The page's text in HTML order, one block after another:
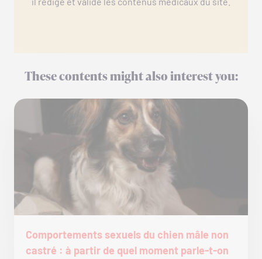
These contents might also interest you:
Comportements sexuels du chien mâle non
castré : à partir de quel moment parle-t-on